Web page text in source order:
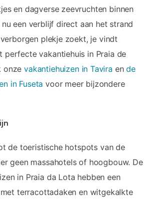
en dagverse zeevruchten binnen
een verblijf direct aan het strand
plekje zoekt, je vindt
perfecte vakantiehuis in Praia de
onzevakantiehuizen in Tavira ende
in Fuseta voor meer bijzondere
de toeristische hotspots van de
geen massahotels of hoogbouw. De
in Praia da Lota hebben een
terracottadaken en witgekalkte